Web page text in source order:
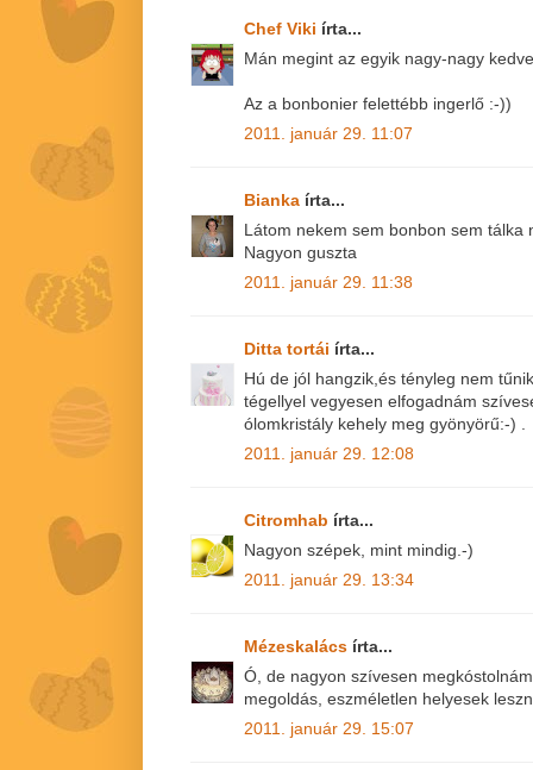
Chef Viki írta...
Mán megint az egyik nagy-nagy
Az a bonbonier felettébb ingerlő :-))
2011. január 29. 11:07
Bianka írta...
Látom nekem sem bonbon sem tálka
Nagyon guszta
2011. január 29. 11:38
Ditta tortái írta...
Hú de jól hangzik,és tényleg nem
tégellyel vegyesen elfogadnám
ólomkristály kehely meg gyönyörű:-) .
2011. január 29. 12:08
Citromhab írta...
Nagyon szépek, mint mindig.-)
2011. január 29. 13:34
Mézeskalács írta...
Ó, de nagyon szívesen
megoldás, eszméletlen helyesek
2011. január 29. 15:07